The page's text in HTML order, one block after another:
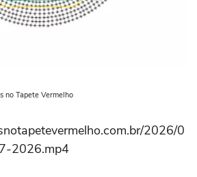
no Tapete Vermelho
2026/0
2026.mp4